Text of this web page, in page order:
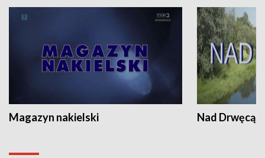
Magazyn nakielski Nad Drwęcą